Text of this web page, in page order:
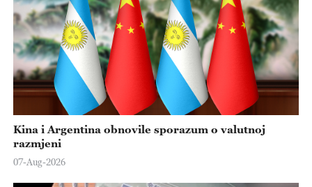
Kina i Argentina obnovile sporazum o valutnoj
razmjeni
07-Aug-2026